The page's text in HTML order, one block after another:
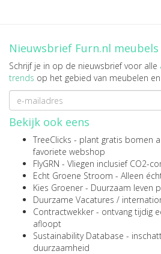
Nieuwsbrief Furn.nl
Schrijf je in op de nieuwsbrief voor alle
trends op het gebied van meubelen
Bekijk ook eens
TreeClicks - plant gratis bomen
favoriete webshop
FlyGRN - Vliegen inclusief CO2-
Echt Groene Stroom - Alleen
Kies Groener - Duurzaam leven
Duurzame Vacatures /
Contractwekker - ontvang tijdig
afloopt
Sustainability Database -
duurzaamheid